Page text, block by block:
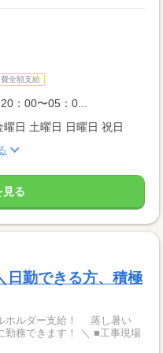
全額支給
：00〜05：0...
日 土曜日 日曜日 祝日
見る
日勤できる方、積極
ホルダー支給！ 蒸し暑い
ます！ ＼ ■工事現場